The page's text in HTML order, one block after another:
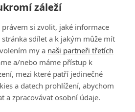
PŘIHLÁSIT
REGISTROVAT
záleží
právem si zvolit, jaké informace
sdílet a k jakým může mít
my a naši partneři třetích
a/nebo máme přístup k
mezi které patří jedinečné
a datech prohlížení, abychom
a zpracovávat osobní údaje.